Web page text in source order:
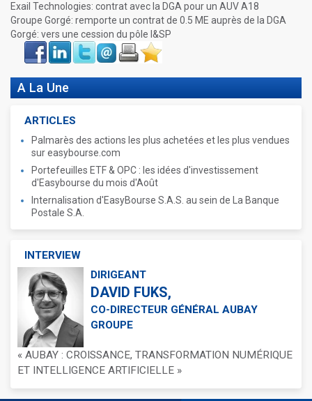
Exail Technologies: contrat avec la DGA pour un AUV A18
Groupe Gorgé: remporte un contrat de 0.5 ME auprès de la DGA
Gorgé: vers une cession du pôle I&SP
Face
book
LinkIn Twitter Envoyer ImprimerFavoris
A La Une
ARTICLES
Palmarès des actions les plus achetées et les plus vendues
sur easybourse.com
Portefeuilles ETF & OPC : les idées d'investissement
d'Easybourse du mois d'Août
Internalisation d'EasyBourse S.A.S. au sein de La Banque
Postale S.A.
INTERVIEW
DIRIGEANT
DAVID FUKS,
CO-DIRECTEUR GÉNÉRAL AUBAY
GROUPE
« AUBAY : CROISSANCE, TRANSFORMATION NUMÉRIQUE
ET INTELLIGENCE ARTIFICIELLE »